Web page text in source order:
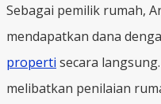
Sebagai pemilik rumah,
mendapatkan dana
properti secara
melibatkan penilaian